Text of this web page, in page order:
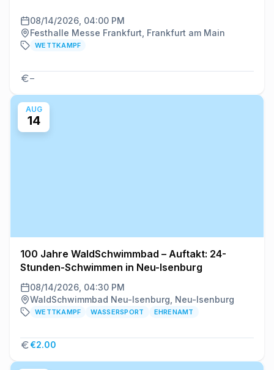
08/14/2026, 04:00 PM
Festhalle Messe Frankfurt, Frankfurt am Main
WETTKAMPF
–
AUG
14
100 Jahre WaldSchwimmbad – Auftakt: 24-
Stunden-Schwimmen in Neu-Isenburg
08/14/2026, 04:30 PM
WaldSchwimmbad Neu-Isenburg, Neu-Isenburg
WETTKAMPF WASSERSPORT EHRENAMT
€2.00